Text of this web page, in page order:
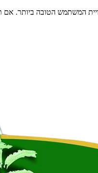
המשתמש הטובה ביותר.